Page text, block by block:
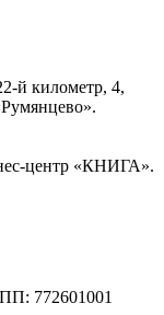
й километр, 4,
центр «КНИГА».
772601001